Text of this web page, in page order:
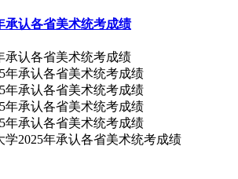
承认各省美术统考成绩
承认各省美术统考成绩
学2025年承认各省美术统考成绩